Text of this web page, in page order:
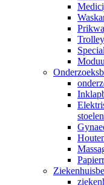
stoelen